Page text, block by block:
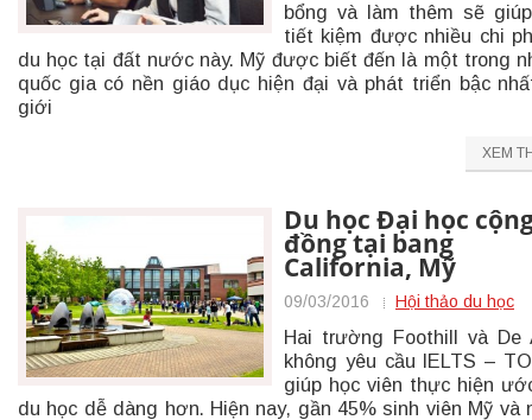
bổng và làm thêm sẽ
tiết kiệm được nhiều chi
du học tại đất nước này. Mỹ được biết đến là một trong
quốc gia có nền giáo dục hiện đại và phát triển bậc
giới
XEM
Du học Đại học
đồng tại bang
California, Mỹ
09/03/2016 Hội thảo du học
Hai trường Foothill và De
không yêu cầu IELTS –
giúp học viên thực hiện
du học dễ dàng hơn. Hiện nay, gần 45% sinh viên Mỹ và